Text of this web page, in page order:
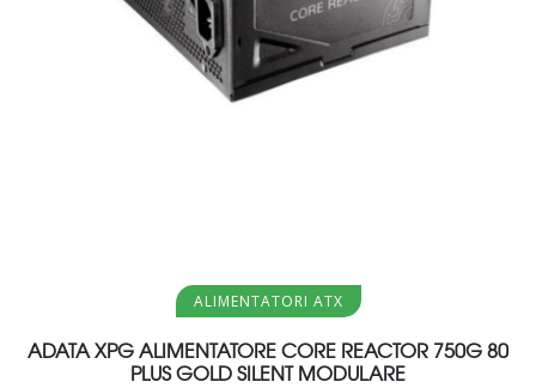
Aggiungi al carrello
ALIMENTATORI ATX
ADATA XPG ALIMENTATORE CORE REACTOR 750G 80
PLUS GOLD SILENT MODULARE